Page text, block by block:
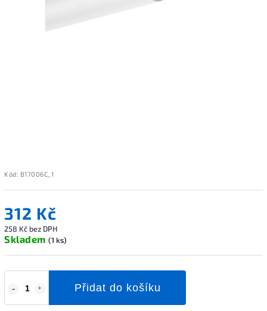
Kód: B17006C_1
312 Kč
258 Kč bez DPH
Skladem (1 ks)
Přidat do košíku